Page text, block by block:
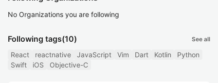
No Organizations you are following
Following tags(10) See all
React reactnative JavaScript Vim Dart Kotlin
Python
Swift
iOS Objective-C